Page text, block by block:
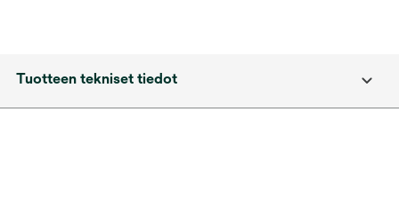
Tuotteen tekniset tiedot